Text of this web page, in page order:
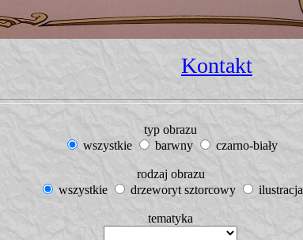
Kontakt
typ obrazu
wszystkie
barwny czarno-biały
rodzaj obrazu
wszystkie
drzeworyt sztorcowy ilustracja
tematyka